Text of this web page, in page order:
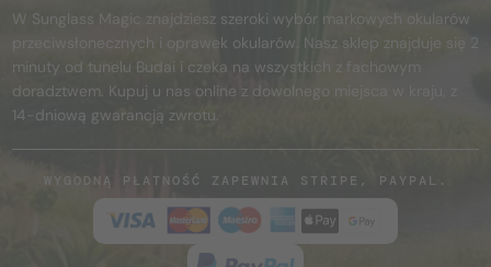
W Sunglass Magic znajdziesz szeroki wybór markowych okularów
przeciwsłonecznych i oprawek okularów. Nasz sklep znajduje się 2
minuty od tunelu Budai i czeka na wszystkich z fachowym
doradztwem. Kupuj u nas online z dowolnego miejsca w kraju, z
14-dniową gwarancją zwrotu.
WYGODNĄ PŁATNOŚĆ ZAPEWNIA STRIPE, PAYPAL.